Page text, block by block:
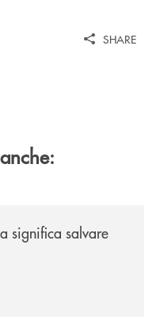
SHARE
significa salvare